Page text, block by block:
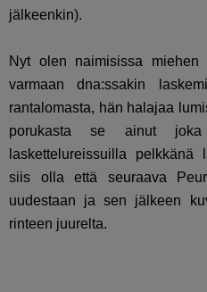
jälkeenkin).
Nyt olen naimisissa
varmaan dna:ssakin
rantalomasta, hän halajaa
porukasta se ainut
laskettelureissuilla pelkkänä
siis olla että seuraava
uudestaan ja sen jälkeen
rinteen juurelta.